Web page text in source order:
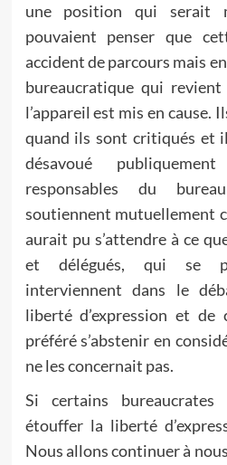
une position qui serait
pouvaient penser que
accident de parcours mais
bureaucratique qui
l’appareil est mis en cause.
quand ils sont critiqués et il
désavoué
responsables du
soutiennent mutuellement
aurait pu s’attendre à ce
et délégués, qui se
interviennent dans le
liberté d’expression et
préféré s’abstenir en
ne les concernait pas.
Si certains bureaucrates
étouffer la liberté
Nous allons continuer à